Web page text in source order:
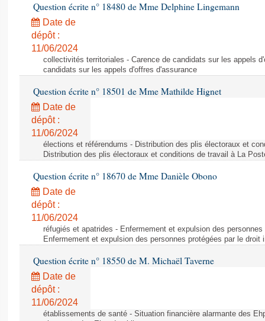
Dossiers législatifs
Budget et sécurité sociale
Questions écrites et orales
Comptes rendus des débats
Question écrite n° 18480 de Mme Delphine Lingemann
Date de
dépôt :
11/06/2024
collectivités territoriales - Carence de candidats sur les appels
candidats sur les appels d'offres d'assurance
Question écrite n° 18501 de Mme Mathilde Hignet
Date de
dépôt :
11/06/2024
élections et référendums - Distribution des plis électoraux et
Distribution des plis électoraux et conditions de travail à La
Question écrite n° 18670 de Mme Danièle Obono
Date de
dépôt :
11/06/2024
réfugiés et apatrides - Enfermement et expulsion des
Enfermement et expulsion des personnes protégées par le droit
Question écrite n° 18550 de M. Michaël Taverne
Date de
dépôt :
11/06/2024
établissements de santé - Situation financière alarmante des